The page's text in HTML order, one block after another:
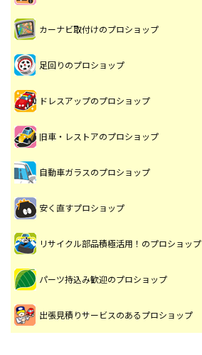
カーナビ取付けのプロショップ
足回りのプロショップ
ドレスアップのプロショップ
旧車・レストアのプロショップ
自動車ガラスのプロショップ
安く直すプロショップ
リサイクル部品積極活用！のプロショップ
パーツ持込み歓迎のプロショップ
出張見積りサービスのあるプロショップ